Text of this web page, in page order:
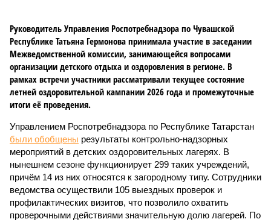
Руководитель Управления Роспотребнадзора по Чувашской
Республике Татьяна Гермонова принимала участие в заседании
Межведомственной комиссии, занимающейся вопросами
организации детского отдыха и оздоровления в регионе. В
рамках встречи участники рассматривали текущее состояние
летней оздоровительной кампании 2026 года и промежуточные
итоги её проведения.
Управлением Роспотребнадзора по Республике Татарстан
были обобщены результаты контрольно-надзорных
мероприятий в детских оздоровительных лагерях. В
нынешнем сезоне функционирует 299 таких учреждений,
причём 14 из них относятся к загородному типу. Сотрудники
ведомства осуществили 105 выездных проверок и
профилактических визитов, что позволило охватить
проверочными действиями значительную долю лагерей. По